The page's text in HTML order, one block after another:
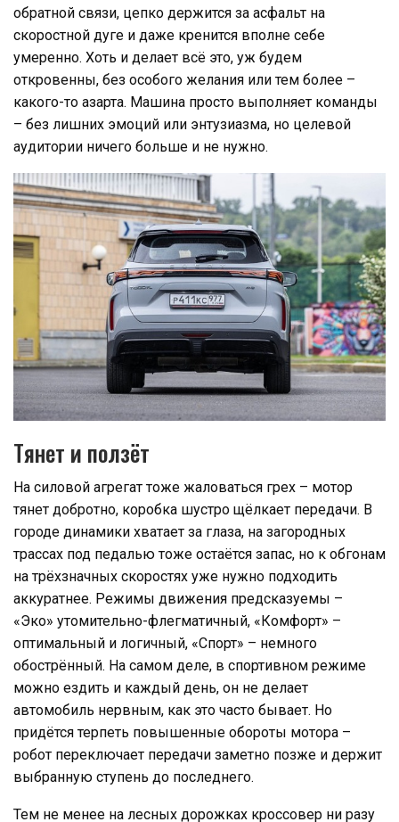
обратной связи, цепко держится за асфальт на
скоростной дуге и даже кренится вполне себе
умеренно. Хоть и делает всё это, уж будем
откровенны, без особого желания или тем более –
какого-то азарта. Машина просто выполняет команды
– без лишних эмоций или энтузиазма, но целевой
аудитории ничего больше и не нужно.
Тянет и ползёт
На силовой агрегат тоже жаловаться грех – мотор
тянет добротно, коробка шустро щёлкает передачи. В
городе динамики хватает за глаза, на загородных
трассах под педалью тоже остаётся запас, но к обгонам
на трёхзначных скоростях уже нужно подходить
аккуратнее. Режимы движения предсказуемы –
«Эко» утомительно-флегматичный, «Комфорт» –
оптимальный и логичный, «Спорт» – немного
обострённый. На самом деле, в спортивном режиме
можно ездить и каждый день, он не делает
автомобиль нервным, как это часто бывает. Но
придётся терпеть повышенные обороты мотора –
робот переключает передачи заметно позже и держит
выбранную ступень до последнего.
Тем не менее на лесных дорожках кроссовер ни разу